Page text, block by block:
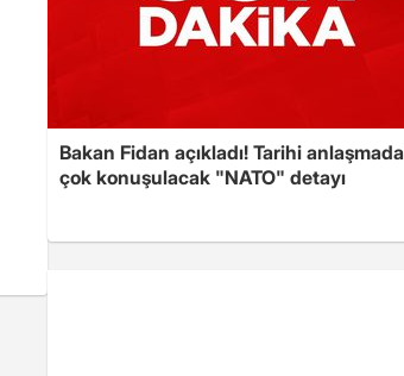
Bakan Fidan açıkladı! Tarihi anlaşmada
çok konuşulacak "NATO" detayı